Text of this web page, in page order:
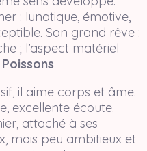
: lunatique, émotive,
Son grand rêve :
; l’aspect matériel
il aime corps et âme.
excellente écoute.
attaché à ses
mais peu ambitieux et